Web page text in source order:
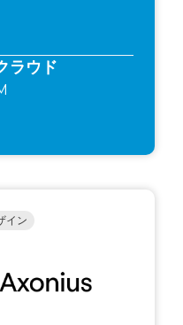
ラウド
イン